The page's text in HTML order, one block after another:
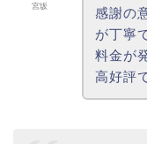
宮坂
感謝の
が丁寧
料金が
高好評